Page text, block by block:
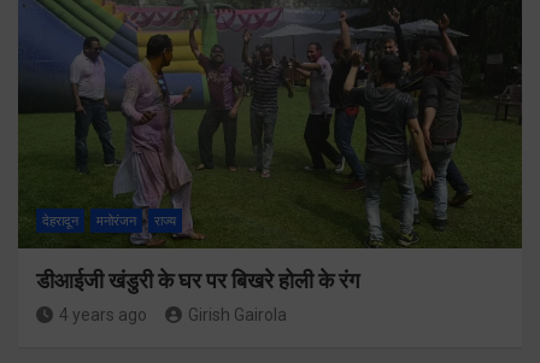
देहरादून मनोरंजन राज्य
डीआईजी खंडुरी के घर पर बिखरे होली के रंग
4 years ago Girish Gairola